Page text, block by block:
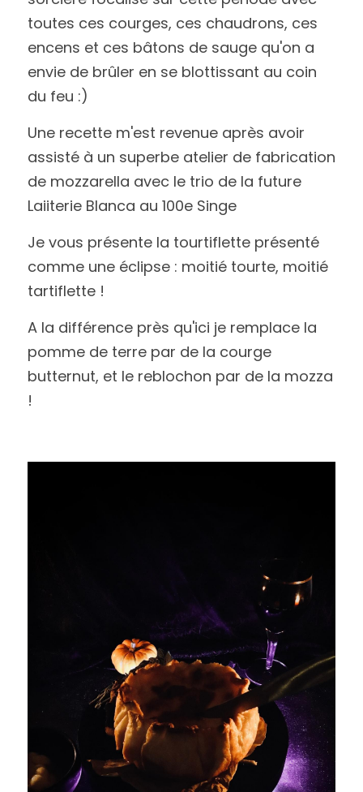
toutes ces courges, ces chaudrons, ces
encens et ces bâtons de sauge qu'on a
envie de brûler en se blottissant au coin
du feu :)
Une recette m'est revenue après avoir
assisté à un superbe atelier de fabrication
de mozzarella avec le trio de la future
Laiiterie Blanca au 100e Singe
Je vous présente la tourtiflette présenté
comme une éclipse : moitié tourte, moitié
tartiflette !
A la différence près qu'ici je remplace la
pomme de terre par de la courge
butternut, et le reblochon par de la mozza
!